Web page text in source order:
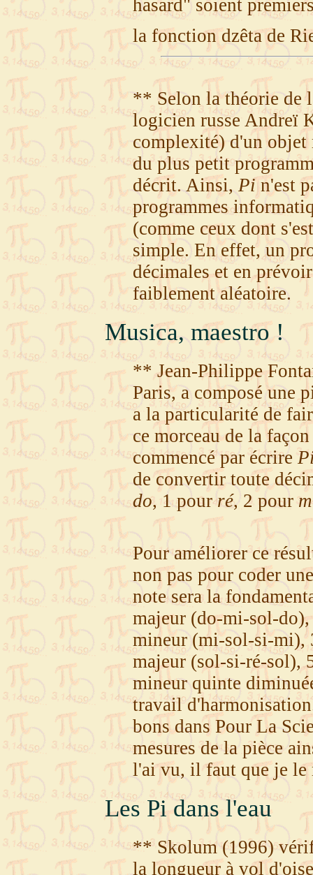
hasard" soient
la fonction dzêta de
** Selon la théorie de
logicien russe Andreï
complexité) d'un
du plus petit
décrit. Ainsi, Pin'est
programmes
(comme ceux dont
simple. En effet, un
décimales et en
faiblement aléatoire.
Musica, maestro !
** Jean-Philippe
Paris, a composé une
a la particularité de
ce morceau de la
commencé par écrire
de convertir toute
do, 1 pourré, 2 pour
Pour améliorer ce
non pas pour coder
note sera la
majeur (do-mi-sol-
mineur (mi-sol-si-mi),
majeur (sol-si-ré-sol),
mineur quinte
travail
bons dans Pour La
mesures de la pièce
l'ai vu, il faut que je le
Les Pi dans l'eau
** Skolum (1996)
la longueur à vol